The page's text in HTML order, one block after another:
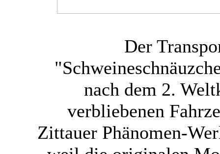
Der
nach dem 2.
verbliebenen
Zittauer Phänomen-